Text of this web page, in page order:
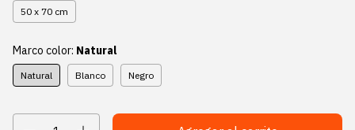
50 x 70 cm
Marco color: Natural
Natural Blanco Negro